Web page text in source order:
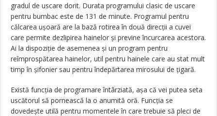
gradul de uscare dorit. Durata programului clasic de uscare
pentru bumbac este de 131 de minute. Programul pentru
călcarea ușoară are la bază rotirea în două direcții a cuvei
care permite dezlipirea hainelor și previne încurcarea acestora.
Ai la dispoziție de asemenea și un program pentru
reîmprospătarea hainelor, util pentru hainele care au stat mult
timp în șifonier sau pentru îndepărtarea mirosului de țigară.
Există funcția de programare întârziată, așa că vei putea seta
uscătorul să pornească la o anumită oră. Funcția se
dovedește utilă pentru momentele în care trebuie să pleci de